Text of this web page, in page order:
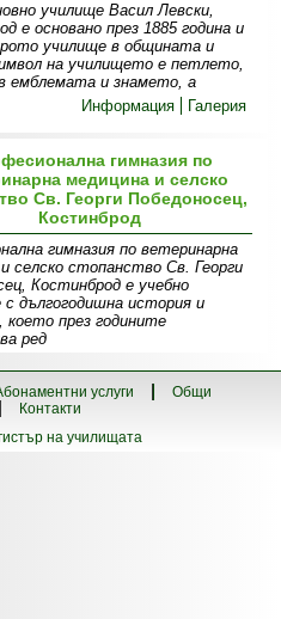
училище Васил Левски,
е основано през 1885 година и
училище в общината и
на училището е петлето,
емблемата и знамето, а
Информация
Галерия
гимназия по
медицина и селско
Св. Георги Победоносец,
Костинброд
гимназия по ветеринарна
селско стопанство Св. Георги
Костинброд е учебно
с дългогодишна история и
което през годините
ред
услуги
Общи
Контакти
на училищата